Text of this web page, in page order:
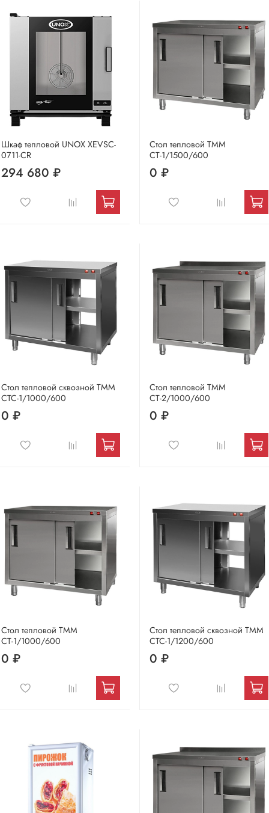
Шкаф тепловой UNOX XEVSC-
0711-CR
294 680 ₽
Стол тепловой ТММ
СТ-1/1500/600
0 ₽
Стол тепловой сквозной ТММ
СТС-1/1000/600
0 ₽
Стол тепловой ТММ
СТ-2/1000/600
0 ₽
Стол тепловой ТММ
СТ-1/1000/600
0 ₽
Стол тепловой сквозной ТММ
СТС-1/1200/600
0 ₽